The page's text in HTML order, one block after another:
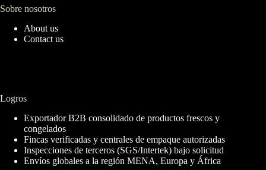
Sobre nosotros
About us
Contact us
Logros
Exportador B2B consolidado de productos frescos y
congelados
Fincas verificadas y centrales de empaque autorizadas
Inspecciones de terceros (SGS/Intertek) bajo solicitud
Envíos globales a la región MENA, Europa y África